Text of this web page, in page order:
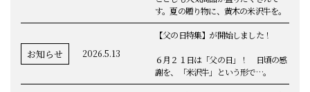
す。夏の贈り物に、黄木の米沢牛を。
お知らせ 2026.5.13
【父の日特集】が開始しました！
６月２１日は「父の日」！ 日頃の感
謝を、「米沢牛」という形で…。